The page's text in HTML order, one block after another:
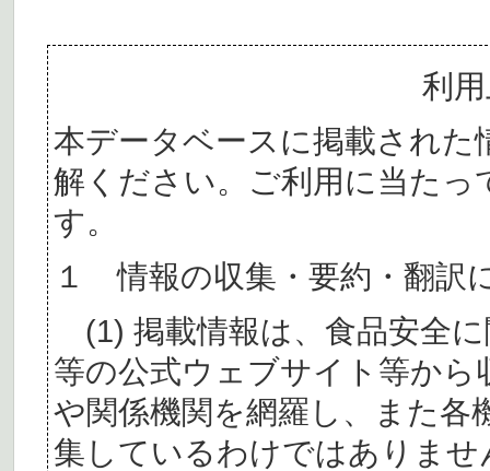
利
本データベースに掲載された
解ください。ご利用に当た
す。
１ 情報の収集・要約・翻訳
(1) 掲載情報は、食品安全
等の公式ウェブサイト等か
や関係機関を網羅し、また各
集しているわけではありませ